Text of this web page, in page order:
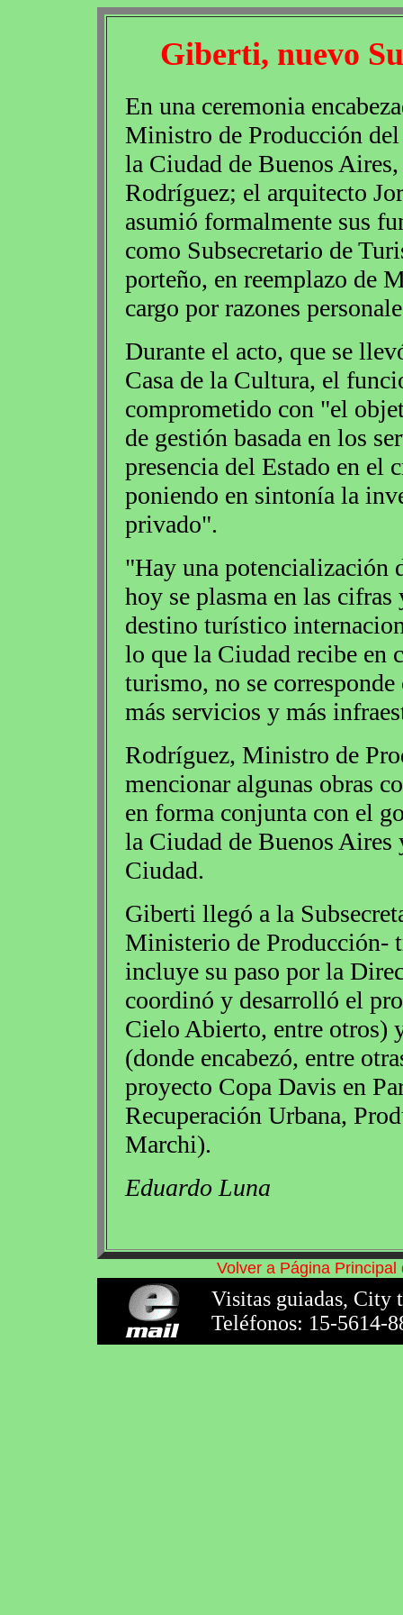
Giberti, nuevo
En una ceremonia
Ministro de Producción
la Ciudad de Buenos
Rodríguez; el arquitecto
asumió formalmente sus
como Subsecretario de
porteño, en reemplazo de
cargo por razones
Durante el acto, que se
Casa de la Cultura, el
comprometido con "el
de gestión basada en los
presencia del Estado en el
poniendo en sintonía la
privado".
"Hay una potencialización
hoy se plasma en las
destino turístico
lo que la Ciudad recibe en
turismo, no se
más servicios y más
Rodríguez, Ministro de
mencionar algunas obras
en forma conjunta con el
la Ciudad de Buenos
Ciudad.
Giberti llegó a la
Ministerio de Producción-
incluye su paso por la
coordinó y desarrolló el
Cielo Abierto, entre otros)
(donde encabezó, entre
proyecto Copa Davis en
Recuperación Urbana,
Marchi).
Eduardo Luna
Volver a Página
Visitas guiadas, City
Teléfonos: 15-5614-